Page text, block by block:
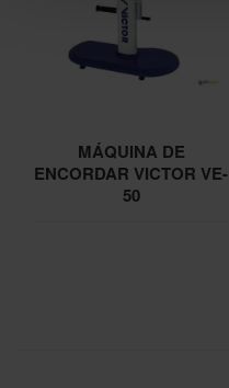
MÁQUINA DE
ENCORDAR VICTOR VE-
50